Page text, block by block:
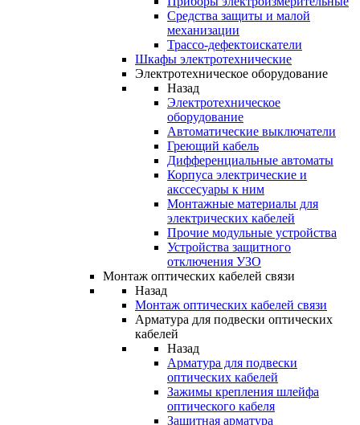
Средства защиты и малой
механизации
Трассо-дефектоискатели
Шкафы электротехнические
Электротехническое оборудование
Назад
Электротехническое
оборудование
Автоматические выключатели
Греющий кабель
Дифференциальные автоматы
Корпуса электрические и
акссесуары к ним
Монтажные материалы для
электрических кабелей
Прочие модульные устройства
Устройства защитного
отключения УЗО
Монтаж оптических кабелей связи
Назад
Монтаж оптических кабелей связи
Арматура для подвески оптических
кабелей
Назад
Арматура для подвески
оптических кабелей
Зажимы крепления шлейфа
оптического кабеля
Защитная арматура